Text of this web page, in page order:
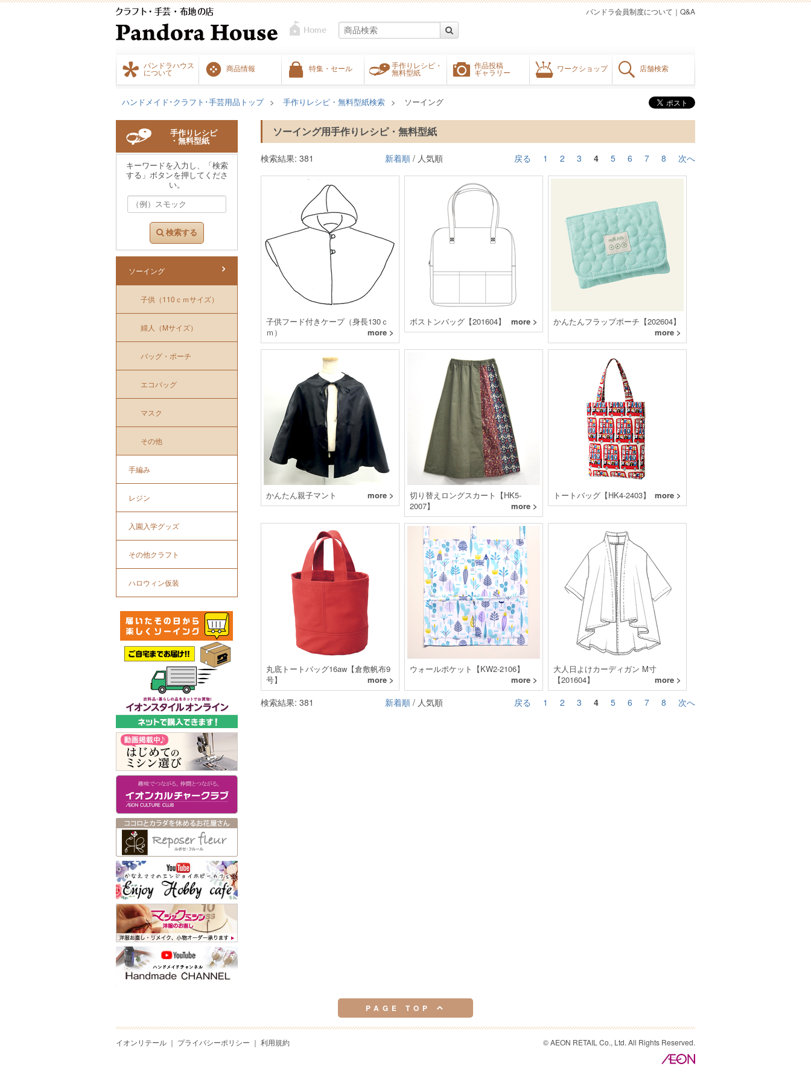
パンドラハウス
について
商品情報 特集・セール
手作りレシピ・
無料型紙
作品投稿
ギャラリー
ワークショップ 店舗検索
Q&A
｜
パンドラ会員制度について
ハンドメイド･クラフト･手芸用品トップ 手作りレシピ・無料型紙検索 ソーイング
ソーイング用手作りレシピ・無料型紙
検索結果: 381 戻る 1 2 3 4 5 6 7 8 次へ
新着順 / 人気順
子供フード付きケープ（身長130ｃ
ｍ）
more >
ボストンバッグ【201604】 more >
かんたんフラップポーチ【202604】
more >
かんたん親子マント more >
切り替えロングスカート【HK5-
2007】
more >
トートバッグ【HK4-2403】 more >
丸底トートバッグ16aw【倉敷帆布9
号】
more >
ウォールポケット【KW2-2106】
more >
大人日よけカーディガン M寸
【201604】
more >
検索結果: 381 戻る 1 2 3 4 5 6 7 8 次へ
新着順 / 人気順
手作りレシピ
・無料型紙
キーワードを入力し、「検索
する」ボタンを押してくださ
い。
検索する
ソーイング
子供（110ｃｍサイズ）
婦人（Mサイズ）
バッグ・ポーチ
エコバッグ
マスク
その他
手編み
レジン
入園入学グッズ
その他クラフト
ハロウィン仮装
PAGE TOP
イオンリテール ｜ プライバシーポリシー ｜ 利用規約 © AEON RETAIL Co., Ltd. All Rights Reserved.